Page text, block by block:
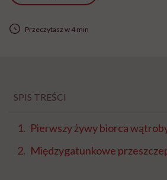
Przeczytasz w 4 min
SPIS TREŚCI
Pierwszy żywy biorca
Międzygatunkowe